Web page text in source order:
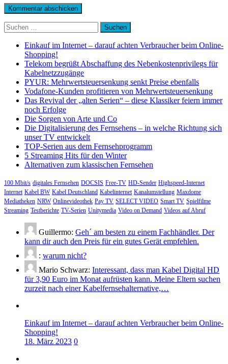
Suchen
nach:
Einkauf im Internet – darauf achten Verbraucher beim Online-
Shopping!
Telekom begrüßt Abschaffung des Nebenkostenprivilegs für
Kabelnetzzugänge
PYUR: Mehrwertsteuersenkung senkt Preise ebenfalls
Vodafone-Kunden profitieren von Mehrwertsteuersenkung
Das Revival der „alten Serien“ – diese Klassiker feiern immer
noch Erfolge
Die Sorgen von Arte und Co
Die Digitalisierung des Fernsehens – in welche Richtung sich
unser TV entwickelt
TOP-Serien aus dem Fernsehprogramm
5 Streaming Hits für den Winter
Alternativen zum klassischen Fernsehen
100 Mbit/s digitales Fernsehen DOCSIS Free-TV HD-Sender Highspeed-Internet
Internet Kabel BW Kabel Deutschland Kabelinternet Kanalumstellung Maxdome
Mediatheken NRW Onlinevideothek Pay TV SELECT VIDEO Smart TV Spielfilme
Streaming Testberichte TV-Serien Unitymedia Video on Demand Videos auf Abruf
Guillermo: Geh´ am besten zu einem Fachhändler. Der
kann dir auch den Preis für ein gutes Gerät empfehlen.
: warum nicht?
Mario Schwarz: Interessant, dass man Kabel Digital HD
für 3,90 Euro im Monat aufrüsten kann. Meine Eltern suchen
zurzeit nach einer Kabelfernsehalternative,…
Einkauf im Internet – darauf achten Verbraucher beim Online-
Shopping!
18. März 2023 0